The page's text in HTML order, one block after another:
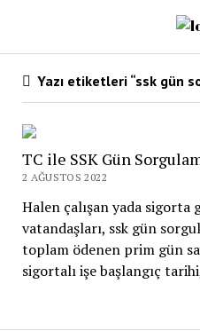
Yazı etiketleri “ssk gün
TC ile SSK Gün
2 AĞUSTOS 2022
Halen çalışan yada sigorta
vatandaşları, ssk gün
toplam ödenen prim gün
sigortalı işe başlangıç